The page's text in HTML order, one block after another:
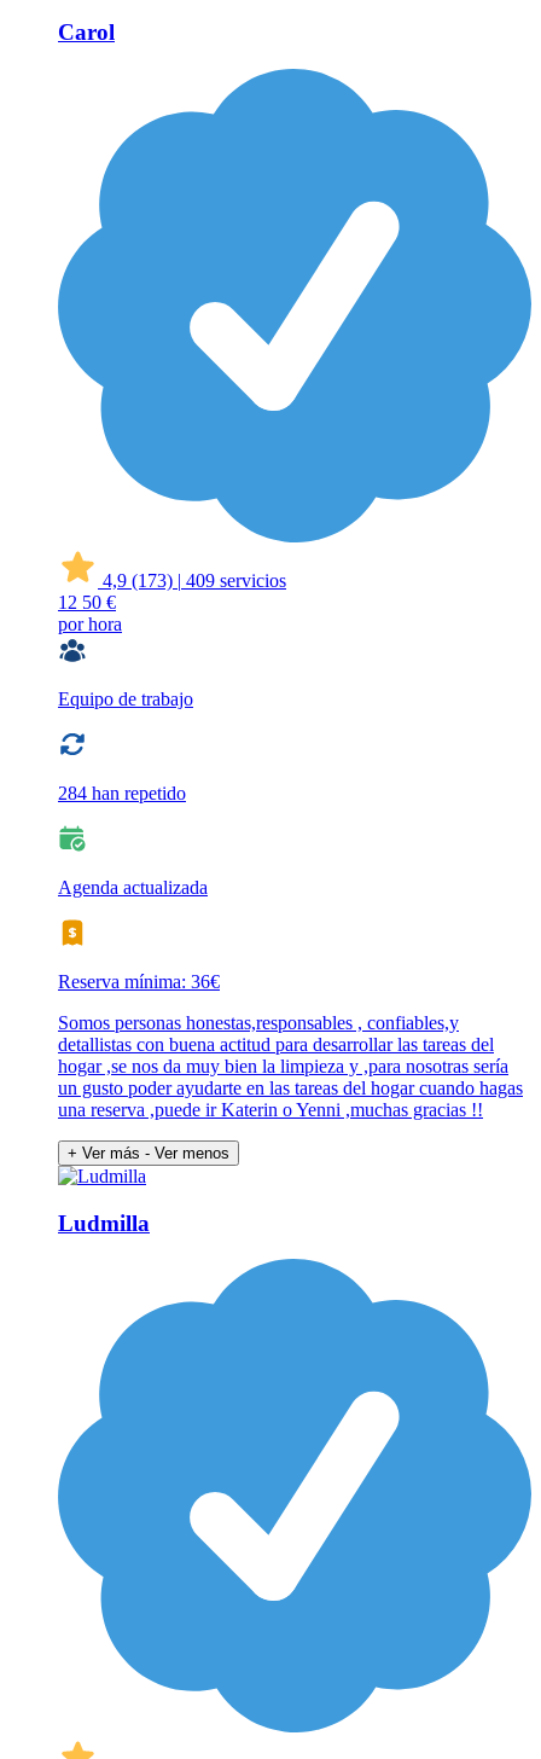
Carol
4,9 (173) | 409 servicios
12 50 €
por hora
Equipo de trabajo
284 han repetido
Agenda actualizada
Reserva mínima: 36€
Somos personas honestas,responsables , confiables,y
detallistas con buena actitud para desarrollar las tareas del
hogar ,se nos da muy bien la limpieza y ,para nosotras sería
un gusto poder ayudarte en las tareas del hogar cuando hagas
una reserva ,puede ir Katerin o Yenni ,muchas gracias !!
+ Ver más - Ver menos
Ludmilla